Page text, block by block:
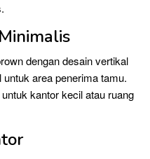
dengan desain vertikal
area penerima tamu.
kantor kecil atau ruang